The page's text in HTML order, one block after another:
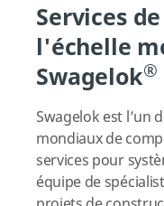
Services
l'échelle
Swagelok®
Swagelok est l’un
mondiaux de
services pour
équipe de